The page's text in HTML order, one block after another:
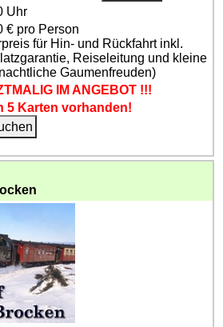
Uhr
€ pro Person
für Hin- und Rückfahrt inkl.
Reiseleitung und kleine
Gaumenfreuden)
IM ANGEBOT !!!
5 Karten vorhanden!